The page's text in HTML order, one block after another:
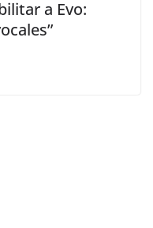
a Evo: